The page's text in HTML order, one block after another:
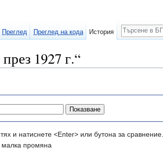
1927 г.“
и натиснете <Enter> или бутона за сравнение.
малка промяна
Преглед Преглед на кода История
Търсене